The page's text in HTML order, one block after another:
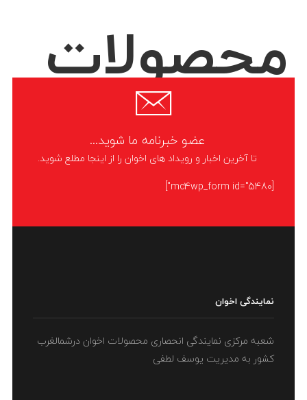
محصولات
اخوان به
بهار بروید
عضو خبرنامه ما شوید...
تا آخرین اخبار و رویداد های اخوان را از اینجا مطلع شوید.
[mc4wp_form id="5480"]
نمایندگی اخوان
شعبه مرکزی نمایندگی انحصاری محصولات اخوان درشمالغرب
کشور به مدیریت یوسف لطفی